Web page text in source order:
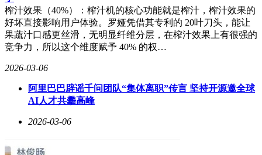
榨汁效果（40%）：榨汁机的核心功能就是榨汁，榨汁效果的
好坏直接影响用户体验。罗娅凭借其专利的 20叶刀头，能让
果蔬汁口感更丝滑，无明显纤维分层，在榨汁效果上有很强的
竞争力，所以这个维度赋予 40% 的权…
2026-03-06
阿里巴巴辟谣千问团队“集体离职”传言 坚持开源邀全球
AI人才共攀高峰
2026-03-06